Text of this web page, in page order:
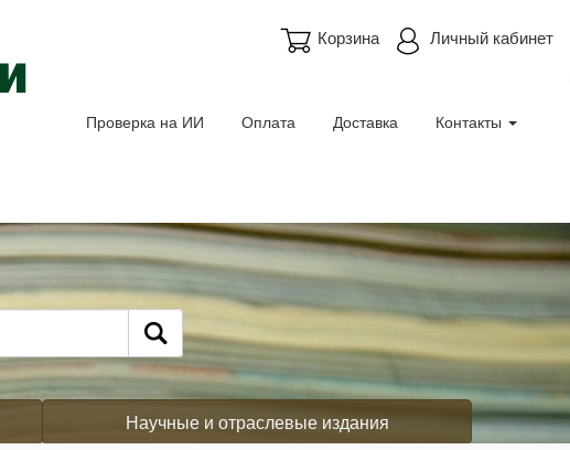
Личный кабинет
Корзина
Проверка на ИИ Оплата Доставка Контакты
Научные и отраслевые издания